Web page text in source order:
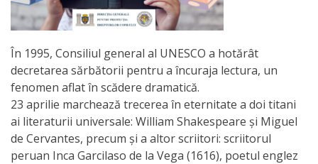
instituției
Planuri
de
activitate
Parteneriate
În 1995, Consiliul general al UNESCO a hotărât
decretarea sărbătorii pentru a încuraja lectura, un
fenomen aflat în scădere dramatică.
23 aprilie marchează trecerea în eternitate a doi titani
ai literaturii universale: William Shakespeare și Miguel
de Cervantes, precum și a altor scriitori: scriitorul
peruan Inca Garcilaso de la Vega (1616), poetul englez